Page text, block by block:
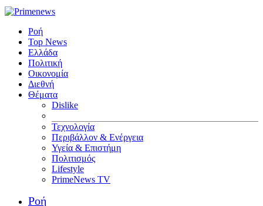
Ροή
Top News
Ελλάδα
Πολιτική
Οικονομία
Διεθνή
Θέματα
Dislike
Τεχνολογία
Περιβάλλον & Ενέργεια
Υγεία & Επιστήμη
Πολιτισμός
Lifestyle
PrimeNews TV
Ροή